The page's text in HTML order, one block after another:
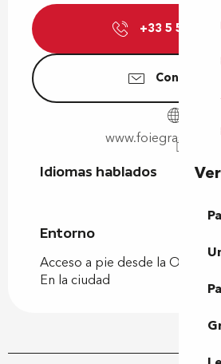
+33 5 59 98
www.foiegras-
Idiomas hablados
Idiomas hablados
Entorno
Entorno
Acceso a pie desde la Oficina
En la ciudad